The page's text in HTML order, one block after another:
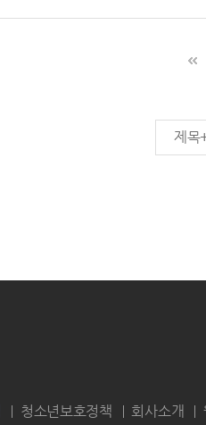
제목
청소년보호정책 회사소개